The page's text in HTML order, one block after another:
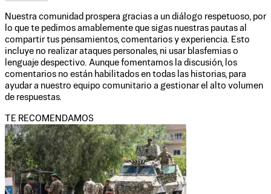
Nuestra comunidad prospera gracias a un diálogo respetuoso, por
lo que te pedimos amablemente que sigas nuestras pautas al
compartir tus pensamientos, comentarios y experiencia. Esto
incluye no realizar ataques personales, ni usar blasfemias o
lenguaje despectivo. Aunque fomentamos la discusión, los
comentarios no están habilitados en todas las historias, para
ayudar a nuestro equipo comunitario a gestionar el alto volumen
de respuestas.
TE RECOMENDAMOS